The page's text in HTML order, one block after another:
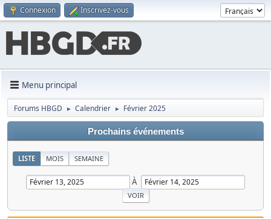
Connexion Inscrivez-vous
Menu principal
Forums HBGD ► Calendrier ► Février 2025
Prochains événements
LISTE MOIS SEMAINE
À